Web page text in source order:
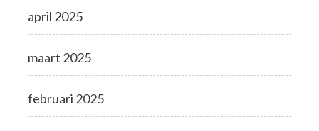
april 2025
maart 2025
februari 2025